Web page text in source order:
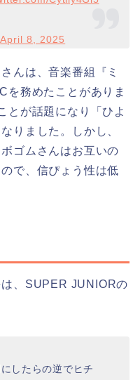
April 8, 2025
んは、音楽番組『ミ
を務めたことがありま
とが話題になり「ひよ
りました。しかし、
ゴムさんはお互いの
で、信ぴょう性は低
、SUPER JUNIORの
したらの逆でヒチ